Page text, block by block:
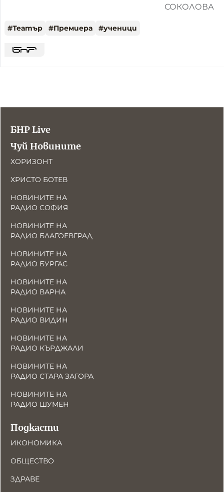
СОКОЛОВА
#Театър #Премиера #ученици
БНР Live
Чуй Новините
ХОРИЗОНТ
ХРИСТО БОТЕВ
НОВИНИТЕ НА
РАДИО СОФИЯ
НОВИНИТЕ НА
РАДИО БЛАГОЕВГРАД
НОВИНИТЕ НА
РАДИО БУРГАС
НОВИНИТЕ НА
РАДИО ВАРНА
НОВИНИТЕ НА
РАДИО ВИДИН
НОВИНИТЕ НА
РАДИО КЪРДЖАЛИ
НОВИНИТЕ НА
РАДИО СТАРА ЗАГОРА
НОВИНИТЕ НА
РАДИО ШУМЕН
Подкасти
ИКОНОМИКА
ОБЩЕСТВО
ЗДРАВЕ